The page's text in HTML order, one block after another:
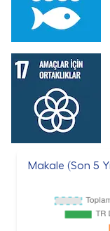
Makale (Son 5